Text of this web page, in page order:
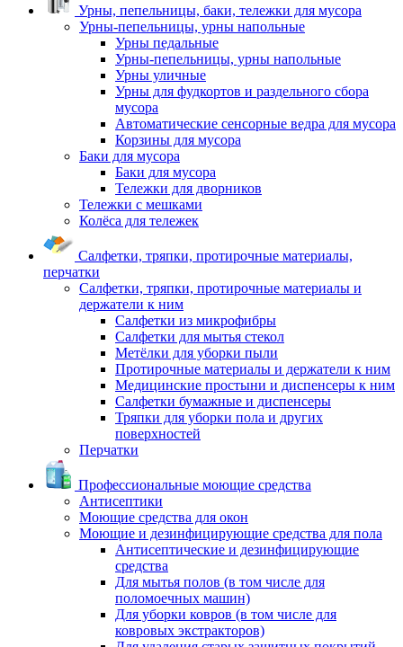
Урны, пепельницы, баки, тележки для мусора
Урны-пепельницы, урны напольные
Урны педальные
Урны-пепельницы, урны напольные
Урны уличные
Урны для фудкортов и раздельного сбора
мусора
Автоматические сенсорные ведра для мусора
Корзины для мусора
Баки для мусора
Баки для мусора
Тележки для дворников
Тележки с мешками
Колёса для тележек
Салфетки, тряпки, протирочные материалы,
перчатки
Салфетки, тряпки, протирочные материалы и
держатели к ним
Салфетки из микрофибры
Салфетки для мытья стекол
Метёлки для уборки пыли
Протирочные материалы и держатели к ним
Медицинские простыни и диспенсеры к ним
Салфетки бумажные и диспенсеры
Тряпки для уборки пола и других
поверхностей
Перчатки
Профессиональные моющие средства
Антисептики
Моющие средства для окон
Моющие и дезинфицирующие средства для пола
Антисептические и дезинфицирующие
средства
Для мытья полов (в том числе для
поломоечных машин)
Для уборки ковров (в том числе для
ковровых экстракторов)